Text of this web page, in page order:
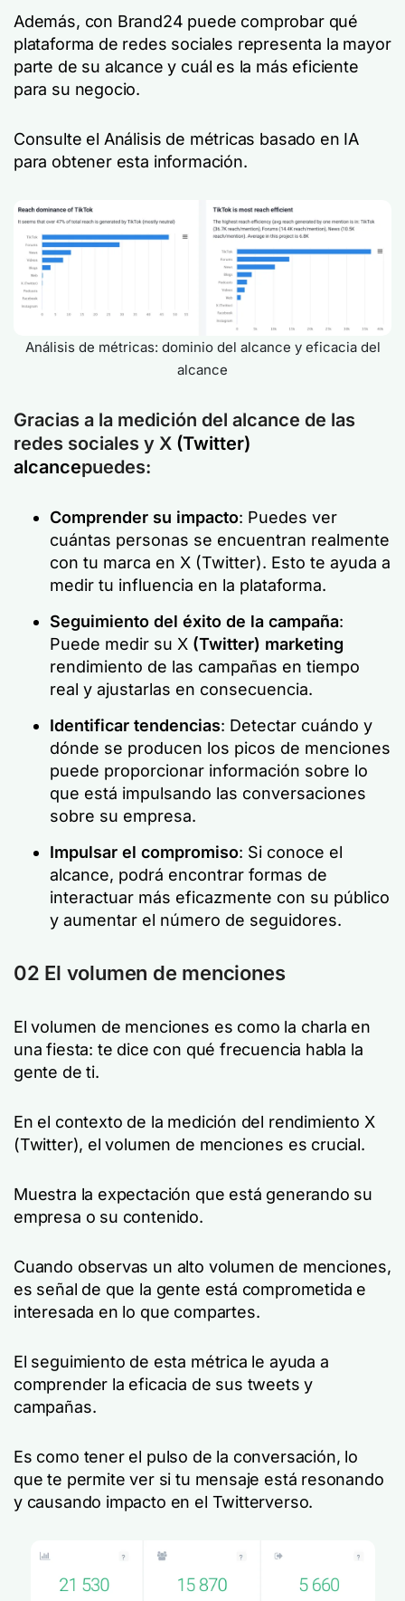
Además, con Brand24 puede comprobar qué
plataforma de redes sociales representa la mayor
parte de su alcance y cuál es la más eficiente
para su negocio.
Consulte el Análisis de métricas basado en IA
para obtener esta información.
Análisis de métricas: dominio del alcance y eficacia del
alcance
Gracias a la medición del alcance de las
redes sociales y X (Twitter)
alcancepuedes:
Comprender su impacto: Puedes ver
cuántas personas se encuentran realmente
con tu marca en X (Twitter). Esto te ayuda a
medir tu influencia en la plataforma.
Seguimiento del éxito de la campaña:
Puede medir su X (Twitter) marketing
rendimiento de las campañas en tiempo
real y ajustarlas en consecuencia.
Identificar tendencias: Detectar cuándo y
dónde se producen los picos de menciones
puede proporcionar información sobre lo
que está impulsando las conversaciones
sobre su empresa.
Impulsar el compromiso: Si conoce el
alcance, podrá encontrar formas de
interactuar más eficazmente con su público
y aumentar el número de seguidores.
02 El volumen de menciones
El volumen de menciones es como la charla en
una fiesta: te dice con qué frecuencia habla la
gente de ti.
En el contexto de la medición del rendimiento X
(Twitter), el volumen de menciones es crucial.
Muestra la expectación que está generando su
empresa o su contenido.
Cuando observas un alto volumen de menciones,
es señal de que la gente está comprometida e
interesada en lo que compartes.
El seguimiento de esta métrica le ayuda a
comprender la eficacia de sus tweets y
campañas.
Es como tener el pulso de la conversación, lo
que te permite ver si tu mensaje está resonando
y causando impacto en el Twitterverso.